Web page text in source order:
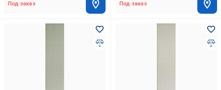
Под заказ Под заказ